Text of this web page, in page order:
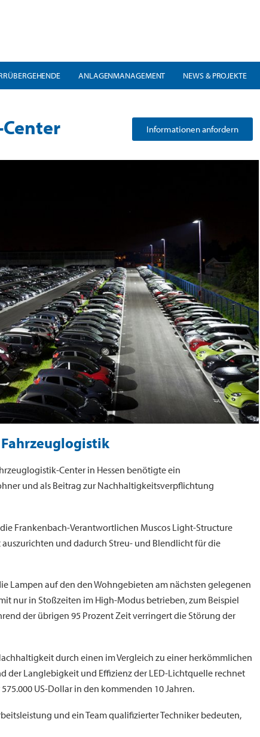
ANLAGENMANAGEMENT NEWS & PROJEKTE
Informationen anfordern
Center in Hessen benötigte ein
und als Beitrag zur Nachhaltigkeitsverpflichtung
Frankenbach-Verantwortlichen Muscos Light-Structure
und dadurch Streu- und Blendlicht für die
Lampen auf den den Wohngebieten am nächsten gelegenen
nur in Stoßzeiten im High-Modus betrieben, zum Beispiel
der übrigen 95 Prozent Zeit verringert die Störung der
durch einen im Vergleich zu einer herkömmlichen
der Langlebigkeit und Effizienz der LED-Lichtquelle rechnet
US-Dollar in den kommenden 10 Jahren.
und ein Team qualifizierter Techniker bedeuten,